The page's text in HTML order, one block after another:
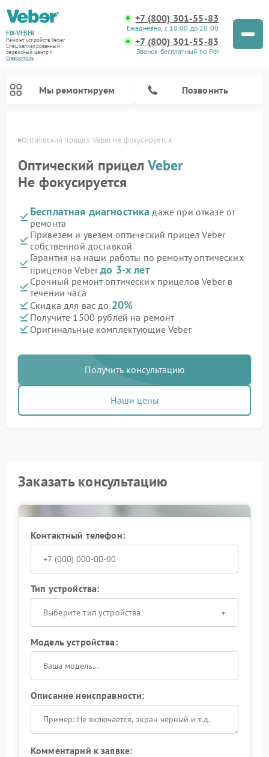
FIX-VEBER
Ремонт устройств Veber
Специализированный
cервисный центр г.
Ставрополь
+7 (800) 301-55-83
Ежедневно, с 10:00 до 20:00
+7 (800) 301-55-83
Звонок бесплатный по РФ
Мы ремонтируем Позвонить
Оптический прицел Veber не фокусируется
Оптический прицелVeber
Не фокусируется
Бесплатная диагностика даже при отказе от
ремонта
Привезем и увезем оптический прицел Veber
собственной доставкой
Гарантия на наши работы по ремонту оптических
прицелов Veberдо 3-х лет
Срочный ремонт оптических прицелов Veber в
течении часа
Скидка для вас до 20%
Получите 1500 рублей на ремонт
Оригинальные комплектующие Veber
Получить консультацию
Наши цены
Заказать консультацию
Контактный телефон:
Тип устройства:
Выберите тип устройства
Модель устройства:
Описание неисправности:
Комментарий к заявке: